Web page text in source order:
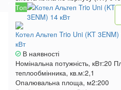
Топ
Котел Альтеп Trio Uni (KT
кВт
В наявності
Номінальна потужність, кВт:20
теплообмінника, кв.м:2,1
Опалювальна площа, м2:200